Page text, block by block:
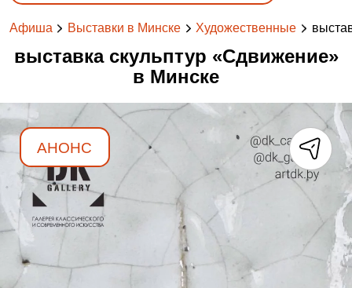
Афиша Выставки в Минске Художественные
выставка скульптур «Сдвижение»
в Минске
АНОНС